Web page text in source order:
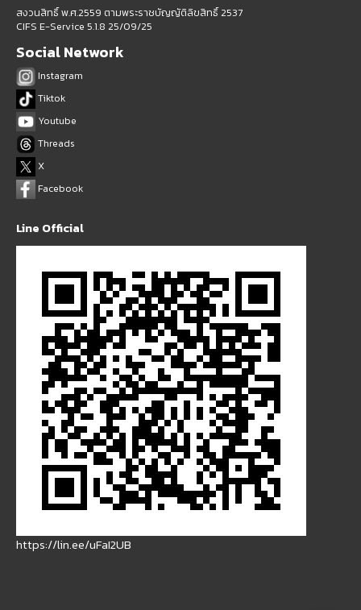
สงวนสิทธิ์ พ.ศ.2559 ตามพระราชบัญญัติลิขสิทธิ์ 2537
CIFS E-Service 5.1.8 25/09/25
Social Network
Instagram
Tiktok
Youtube
Threads
X
Facebook
Line Official
https://lin.ee/uFaI2UB